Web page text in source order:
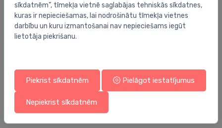
Tualetes podi
komplekts-pods ar QR/SC vāku Architectura TF[e3],
rāmis ViConnect, taustiņš (balts)
Parādīt vairāk
sīkdatnēm”, tīmekļa vietnē saglabājas tehniskās sīkdatnes,
kuras ir nepieciešamas, lai nodrošinātu tīmekļa vietnes
darbību un kuru izmantošanai nav nepieciešams iegūt
lietotāja piekrišanu.
Piekrist sīkdatnēm Pielāgot iestatījumus
Nepiekrist sīkdatnēm